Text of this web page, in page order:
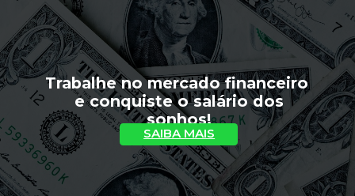
Trabalhe no mercado financeiro
e conquiste o salário dos
sonhos!
SAIBA MAIS